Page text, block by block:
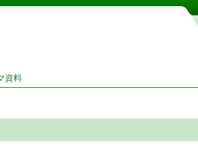
書検索・予約システム
資料